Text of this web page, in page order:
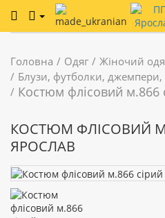
Головна Одяг
Жіночий
Блузи, футболки,
Костюм флісовий м.866
КОСТЮМ ФЛІСОВИЙ
ЯРОСЛАВ